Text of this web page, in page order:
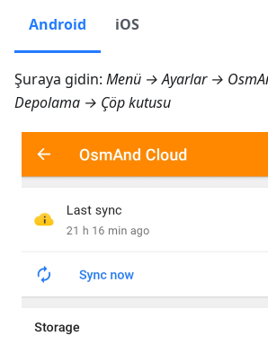
Android iOS
Şuraya gidin: Menü → Ayarlar →
Depolama → Çöp kutusu